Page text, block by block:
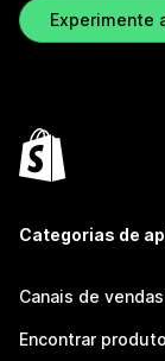
Experimente
Categorias de
Canais de vendas
Encontrar